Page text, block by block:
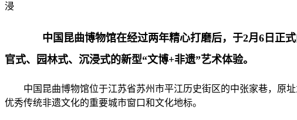
浸
中国昆曲博物馆在经过两年精心打磨后，于2月6日正
官式、园林式、沉浸式的新型“文博+非遗”艺术体验。
中国昆曲博物馆位于江苏省苏州市平江历史街区的中张家巷，原
优秀传统非遗文化的重要城市窗口和文化地标。